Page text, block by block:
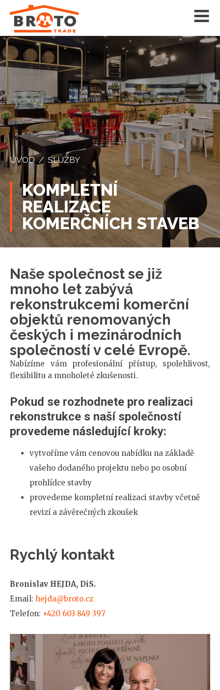
ÚVOD / SLUŽBY
KOMPLETNÍ
REALIZACE
KOMERČNÍCH STAVEB
Naše společnost se již
mnoho let zabývá
rekonstrukcemi komerční
objektů renomovaných
českých i mezinárodních
společností v celé Evropě.
Nabízíme vám profesionální přístup, spolehlivost,
flexibilitu a mnoholeté zkušenosti.
Pokud se rozhodnete pro realizaci
rekonstrukce s naší společností
vytvoříme vám cenovou nabídku na základě
vašeho dodaného projektu nebo po osobní
prohlídce stavby
provedeme kompletní realizaci stavby včetně
revizí a závěrečných zkoušek
Rychlý kontakt
Bronislav HEJDA, DiS.
Email: hejda@broto.cz
Telefon: +420 603 849 397